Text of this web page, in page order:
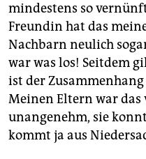
mindestens so
Freundin hat das
Nachbarn neulich
war was los! Seitdem
ist der
Meinen Eltern war das
unangenehm, sie
kommt ja aus